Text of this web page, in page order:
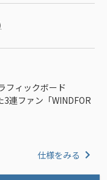
フィックボード
連ファン「WINDFOR
仕様をみる